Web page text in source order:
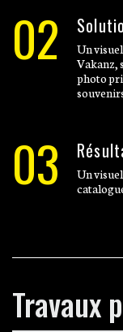
02
Un
Vakanz,
photo
03
Un
Travaux